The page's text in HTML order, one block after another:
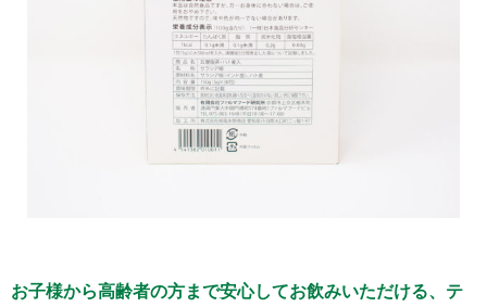
お子様から高齢者の方まで安心してお飲みいただける、テ